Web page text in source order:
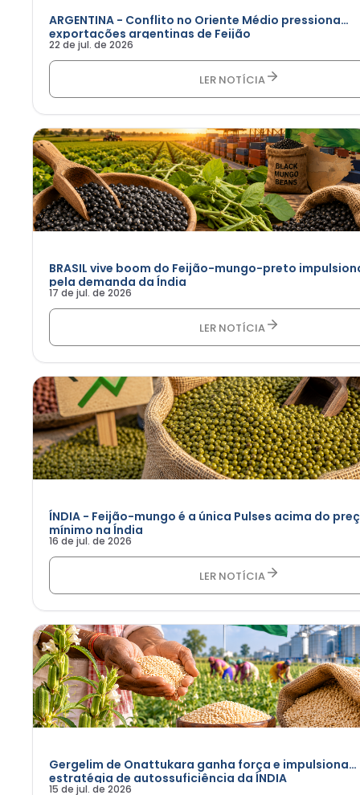
ARGENTINA - Conflito no Oriente Médio pressiona
exportações argentinas de Feijão
22 de jul. de 2026
LER NOTÍCIA
BRASIL vive boom do Feijão-mungo-preto
pela demanda da Índia
17 de jul. de 2026
LER NOTÍCIA
ÍNDIA - Feijão-mungo é a única Pulses acima do
mínimo na Índia
16 de jul. de 2026
LER NOTÍCIA
Gergelim de Onattukara ganha força e impulsiona
estratégia de autossuficiência da ÍNDIA
15 de jul. de 2026